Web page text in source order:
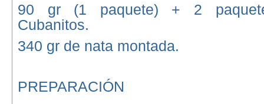
90 gr (1 paquete) + 2
Cubanitos.
340 gr de nata montada.
PREPARACIÓN